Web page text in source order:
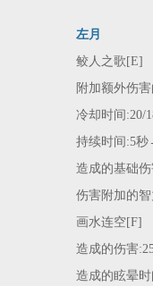
左月
鲛人之歌[E]
附加额外伤
冷却时间:20/
持续时间:5
造成的基础
伤害附加的
画水连空[F]
造成的伤害
造成的眩晕